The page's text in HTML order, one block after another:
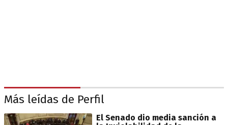
Más leídas de Perfil
El Senado dio media sanción a